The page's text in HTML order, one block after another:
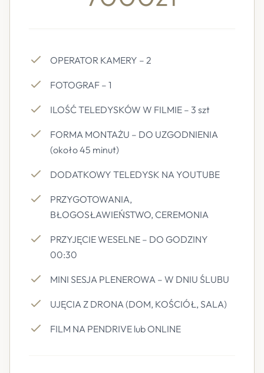
OPERATOR KAMERY – 2
FOTOGRAF – 1
ILOŚĆ TELEDYSKÓW W FILMIE – 3 szt
FORMA MONTAŻU – DO UZGODNIENIA
(około 45 minut)
DODATKOWY TELEDYSK NA YOUTUBE
PRZYGOTOWANIA,
BŁOGOSŁAWIEŃSTWO, CEREMONIA
PRZYJĘCIE WESELNE – DO GODZINY
00:30
MINI SESJA PLENEROWA – W DNIU ŚLUBU
UJĘCIA Z DRONA (DOM, KOŚCIÓŁ, SALA)
FILM NA PENDRIVE lub ONLINE